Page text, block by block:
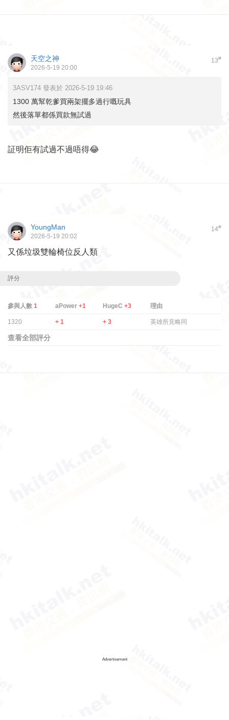
13#
天空之神
2026-5-19 20:00
3ASV174 發表於 2026-5-19 19:46
1300 萬幫乾爹買兩架擺多過行嘅玩具
然後落單都係買款無試過
証明佢有試過不過唔得😂
14#
YoungMan
2026-5-19 20:02
又係垃圾雙輪椅位反人類
評分
參與人數 1 aPower +1 HugeC +3 理由
1320 + 1 + 3 英雄所見略同
查看全部評分
Advertisement